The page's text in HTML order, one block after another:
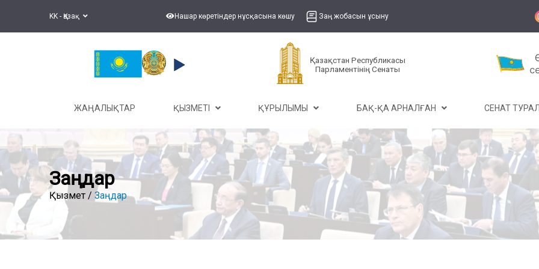
KK - Қазақ Нашар көретіндер нұсқасына көшу Заң жобасын ұсыну
Қазақстан Республикасы
Парламентінің Сенаты
ЖАҢАЛЫҚТАР ҚЫЗМЕТІ ҚҰРЫЛЫМЫ БАҚ-ҚА АРНАЛҒАН СЕНАТ
Заңдар
Қызмет / Заңдар